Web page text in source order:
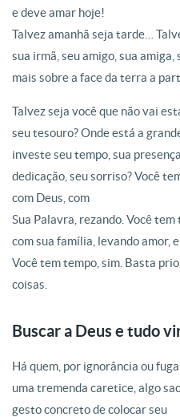
e deve amar hoje!
Talvez amanhã seja tarde…
sua irmã, seu amigo, sua
mais sobre a face da terra a
Talvez seja você que não vai
seu tesouro? Onde está a
investe seu tempo, sua
dedicação, seu sorriso? Você
com Deus, com
Sua Palavra, rezando. Você
com sua família, levando amor,
Você tem tempo, sim. Basta
coisas.
Buscar a Deus e tudo
Há quem, por ignorância ou
uma tremenda caretice, algo
gesto concreto de colocar seu